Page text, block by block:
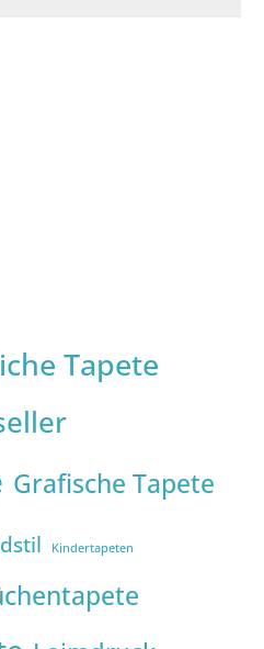
Tapete
Grafische Tapete
Kindertapeten